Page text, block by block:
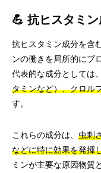
💪 抗ヒスタミ
抗ヒスタミン成分を含
ンの働きを局所的にブ
代表的な成分としては、
タミンなど）、クロル
す。
これらの成分は、 虫刺
などに特に効果を発揮
ミンが主要な原因物質